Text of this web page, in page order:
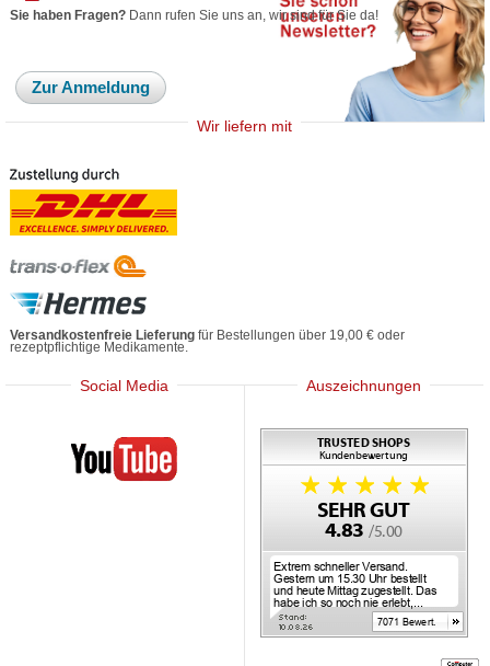
Sie haben Fragen? Dann rufen Sie uns an, wir sind für Sie da!
Zur Anmeldung
Wir liefern mit
Versandkostenfreie Lieferung für Bestellungen über 19,00 € oder
rezeptpflichtige Medikamente.
Social Media
Mediherz
Auszeichnungen